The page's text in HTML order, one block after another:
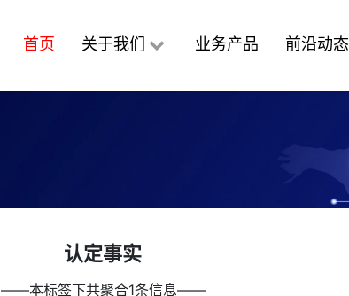
首页 关于我们 业务产品 前沿动态
认定事实
――本标签下共聚合1条信息――